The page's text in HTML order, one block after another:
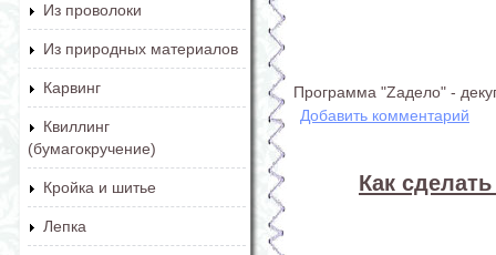
Из проволоки
Из природных материалов
Карвинг
Квиллинг
(бумагокручение)
Кройка и шитье
Лепка
Программа "Zaдело" -
Добавить комментарий
Как